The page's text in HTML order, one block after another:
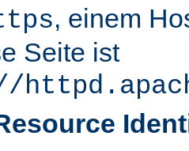
, einem
Seite ist